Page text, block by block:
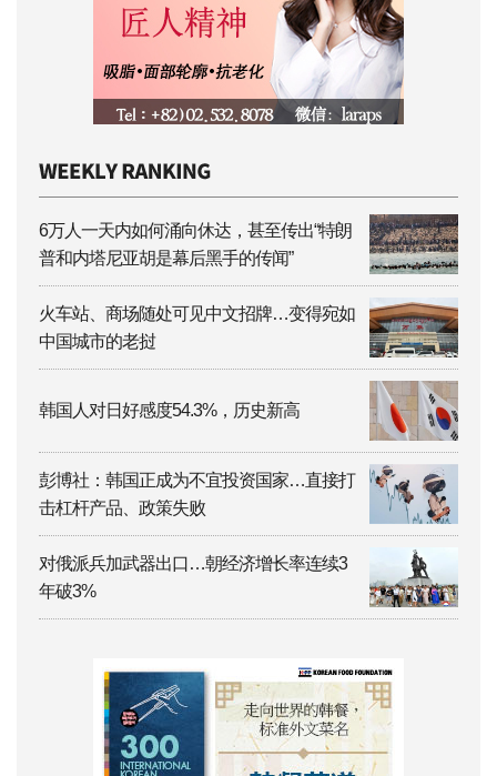
6万人一天内如何涌向休达，甚至传出“特朗
普和内塔尼亚胡是幕后黑手的传闻”
火车站、商场随处可见中文招牌…变得宛如
中国城市的老挝
韩国人对日好感度54.3%，历史新高
彭博社：韩国正成为不宜投资国家…直接打
击杠杆产品、政策失败
对俄派兵加武器出口…朝经济增长率连续3
年破3%